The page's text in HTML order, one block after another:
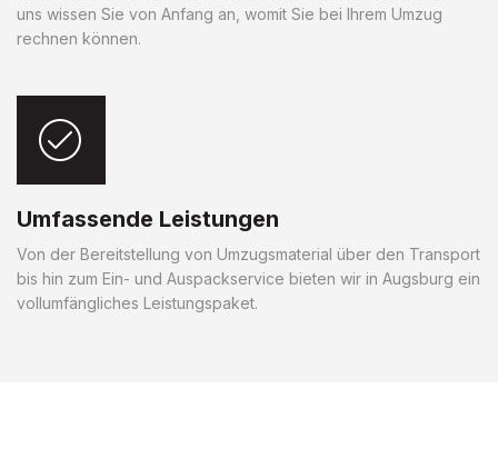
uns wissen Sie von Anfang an, womit Sie bei Ihrem Umzug
rechnen können.
Umfassende Leistungen
Von der Bereitstellung von Umzugsmaterial über den Transport
bis hin zum Ein- und Auspackservice bieten wir in Augsburg ein
vollumfängliches Leistungspaket.